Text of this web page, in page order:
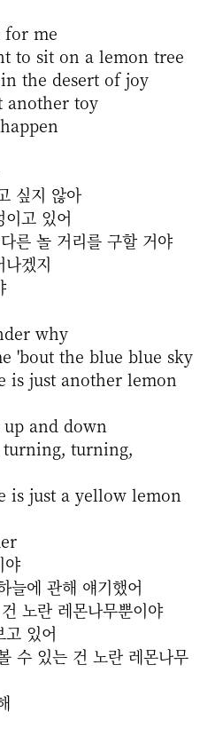
for me
to sit on a lemon tree
the desert of joy
another toy
싶지 않아
고 있어
른 놀 거리를 구할 거야
겠지
why
'bout the blue blue sky
is just another lemon
and down
turning,
is just a yellow lemon
야
늘에 관해 얘기했어
노란 레몬나무뿐이야
있어
수 있는 건 노란 레몬나무